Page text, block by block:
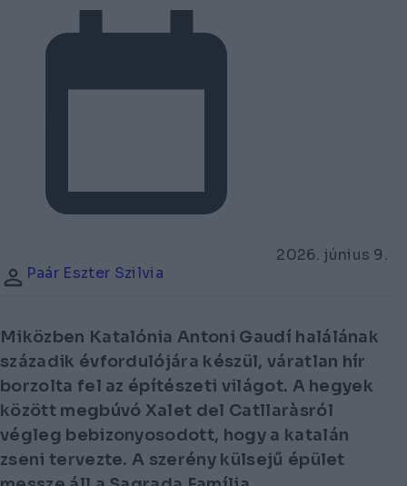
2026. június 9.
Paár Eszter Szilvia
Miközben Katalónia Antoni Gaudí halálának
századik évfordulójára készül, váratlan hír
borzolta fel az építészeti világot. A hegyek
között megbúvó Xalet del Catllaràsról
végleg bebizonyosodott, hogy a katalán
zseni tervezte. A szerény külsejű épület